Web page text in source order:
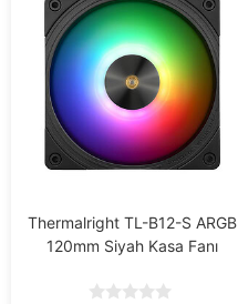
Thermalright TL-B12-S ARGB
120mm Siyah Kasa Fanı